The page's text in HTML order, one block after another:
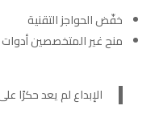
خفّض الحواجز التقنية
منح غير المتخصصين أدوات
الإبداع لم يعد حكرًا